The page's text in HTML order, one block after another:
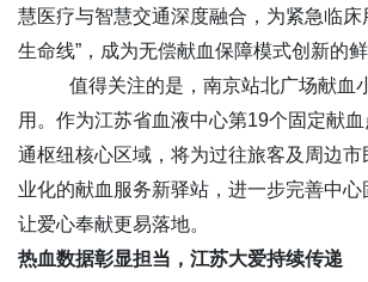
慧医疗与智慧交通深度融合，为紧急临床
生命线”，成为无偿献血保障模式创新的鲜
值得关注的是，南京站北广场献血
用。作为江苏省血液中心第19个固定献
通枢纽核心区域，将为过往旅客及周边
业化的献血服务新驿站，进一步完善中心
让爱心奉献更易落地。
热血数据彰显担当，江苏大爱持续传递